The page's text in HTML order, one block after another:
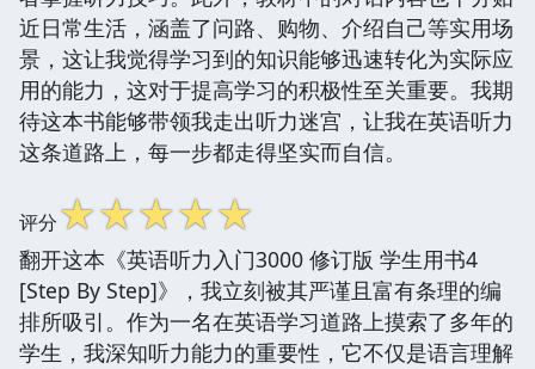
近日常生活，涵盖了问路、购物、介绍自己等实用场
景，这让我觉得学习到的知识能够迅速转化为实际应
用的能力，这对于提高学习的积极性至关重要。我期
待这本书能够带领我走出听力迷宫，让我在英语听力
这条道路上，每一步都走得坚实而自信。
评分☆☆☆☆☆
翻开这本《英语听力入门3000 修订版 学生用书4
[Step By Step]》，我立刻被其严谨且富有条理的编
排所吸引。作为一名在英语学习道路上摸索了多年的
学生，我深知听力能力的重要性，它不仅是语言理解